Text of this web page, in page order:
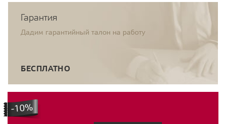
Гарантия
Дадим гарантийный талон на работу
БЕСПЛАТНО